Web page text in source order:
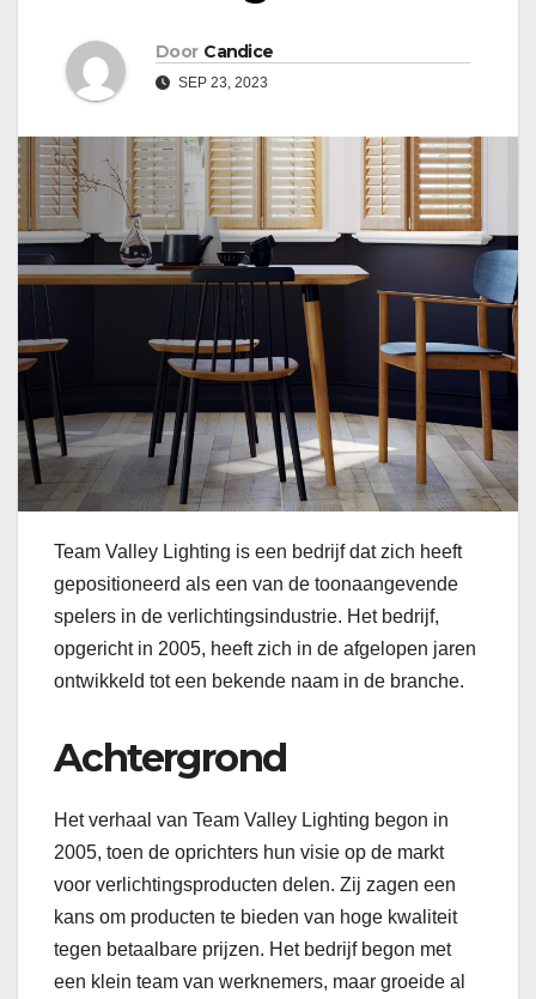
Door Candice
SEP 23, 2023
Team Valley Lighting is een bedrijf dat zich heeft
gepositioneerd als een van de toonaangevende
spelers in de verlichtingsindustrie. Het bedrijf,
opgericht in 2005, heeft zich in de afgelopen jaren
ontwikkeld tot een bekende naam in de branche.
Achtergrond
Het verhaal van Team Valley Lighting begon in
2005, toen de oprichters hun visie op de markt
voor verlichtingsproducten delen. Zij zagen een
kans om producten te bieden van hoge kwaliteit
tegen betaalbare prijzen. Het bedrijf begon met
een klein team van werknemers, maar groeide al